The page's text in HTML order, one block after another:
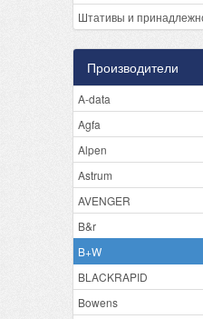
Штативы и
Производители
A-data
Agfa
Alpen
Astrum
AVENGER
B&r
B+W
BLACKRAPID
Bowens